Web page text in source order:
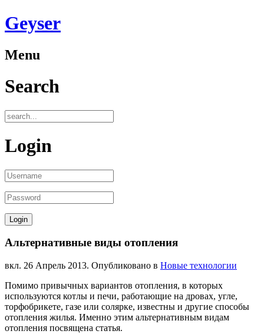
Geyser
Menu
Search
Login
Альтернативные виды отопления
вкл. 26 Апрель 2013. Опубликовано в Новые технологии
Помимо привычных вариантов отопления, в которых
используются котлы и печи, работающие на дровах, угле,
торфобрикете, газе или солярке, известны и другие способы
отопления жилья. Именно этим альтернативным видам
отопления посвящена статья.